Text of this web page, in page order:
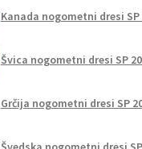
Kanada nogometni dresi SP
Švica nogometni dresi SP
Grčija nogometni dresi SP